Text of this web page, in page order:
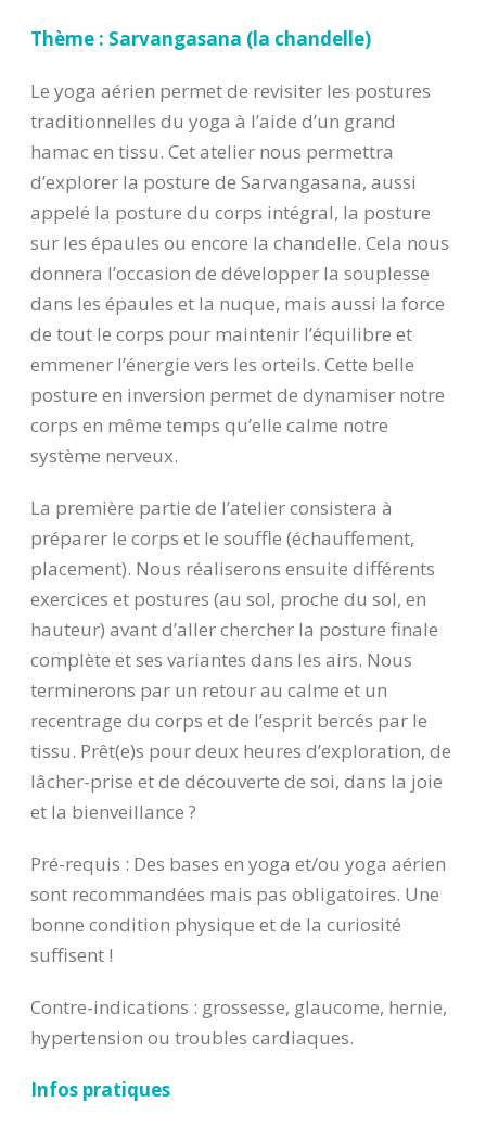
Thème : Sarvangasana (la chandelle)
Le yoga aérien permet de revisiter les postures
traditionnelles du yoga à l’aide d’un grand
hamac en tissu. Cet atelier nous permettra
d’explorer la posture de Sarvangasana, aussi
appelé la posture du corps intégral, la posture
sur les épaules ou encore la chandelle. Cela nous
donnera l’occasion de développer la souplesse
dans les épaules et la nuque, mais aussi la force
de tout le corps pour maintenir l’équilibre et
emmener l’énergie vers les orteils. Cette belle
posture en inversion permet de dynamiser notre
corps en même temps qu’elle calme notre
système nerveux.
La première partie de l’atelier consistera à
préparer le corps et le souffle (échauffement,
placement). Nous réaliserons ensuite différents
exercices et postures (au sol, proche du sol, en
hauteur) avant d’aller chercher la posture finale
complète et ses variantes dans les airs. Nous
terminerons par un retour au calme et un
recentrage du corps et de l’esprit bercés par le
tissu. Prêt(e)s pour deux heures d’exploration, de
lâcher-prise et de découverte de soi, dans la joie
et la bienveillance ?
Pré-requis : Des bases en yoga et/ou yoga aérien
sont recommandées mais pas obligatoires. Une
bonne condition physique et de la curiosité
suffisent !
Contre-indications : grossesse, glaucome, hernie,
hypertension ou troubles cardiaques.
Infos pratiques